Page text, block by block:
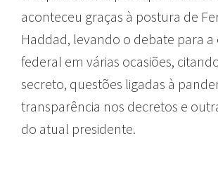
aconteceu graças à postura de
Haddad, levando o debate para a
federal em várias ocasiões,
secreto, questões ligadas à
transparência nos decretos e
do atual presidente.